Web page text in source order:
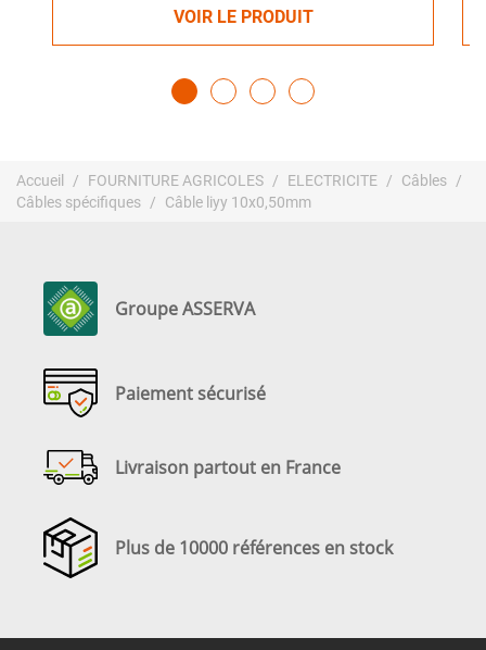
VOIR LE PRODUIT
Accueil FOURNITURE AGRICOLES ELECTRICITE
Câbles
Câbles spécifiques
Câble liyy 10x0,50mm
Groupe ASSERVA
Paiement sécurisé
Livraison partout en France
Plus de 10000 références en stock